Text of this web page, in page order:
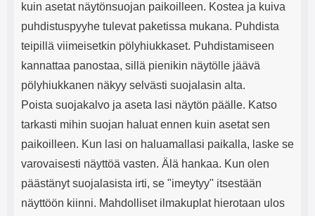
kuin asetat näytönsuojan paikoilleen. Kostea ja kuiva
puhdistuspyyhe tulevat paketissa mukana. Puhdista
teipillä viimeisetkin pölyhiukkaset. Puhdistamiseen
kannattaa panostaa, sillä pienikin näytölle jäävä
pölyhiukkanen näkyy selvästi suojalasin alta.
Poista suojakalvo ja aseta lasi näytön päälle. Katso
tarkasti mihin suojan haluat ennen kuin asetat sen
paikoilleen. Kun lasi on haluamallasi paikalla, laske se
varovaisesti näyttöä vasten. Älä hankaa. Kun olen
päästänyt suojalasista irti, se "imeytyy" itsestään
näyttöön kiinni. Mahdolliset ilmakuplat hierotaan ulos